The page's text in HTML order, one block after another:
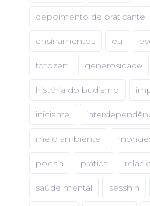
depoimento de praticante
ensinamentos eu
fotozen generosidade
história do budismo
iniciante
meio ambiente
poesia prática
saúde mental sesshin